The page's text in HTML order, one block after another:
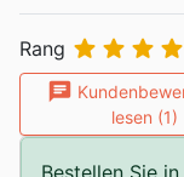
Rang    
chat
lesen (1)
Bestellen Sie